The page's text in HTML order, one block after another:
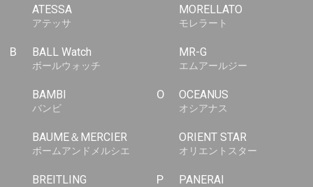
ATESSA
アテッサ
B BALL Watch
ボールウォッチ
BAMBI
バンビ
BAUME＆MERCIER
ボームアンドメルシエ
BREITLING
MORELLATO
モレラート
MR-G
エムアールジー
O OCEANUS
オシアナス
ORIENT STAR
オリエントスター
P PANERAI